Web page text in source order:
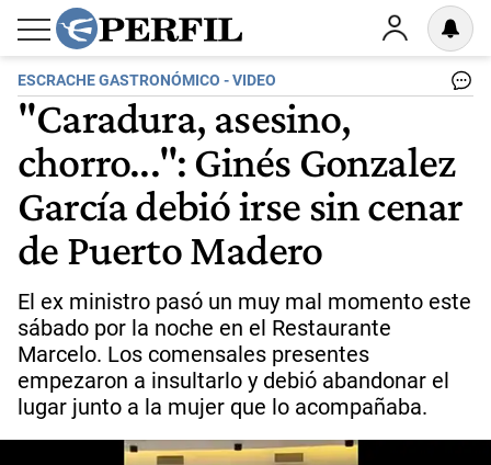
ESCRACHE GASTRONÓMICO - VIDEO
"Caradura, asesino,
chorro...": Ginés Gonzalez
García debió irse sin cenar
de Puerto Madero
El ex ministro pasó un muy mal momento este
sábado por la noche en el Restaurante
Marcelo. Los comensales presentes
empezaron a insultarlo y debió abandonar el
lugar junto a la mujer que lo acompañaba.